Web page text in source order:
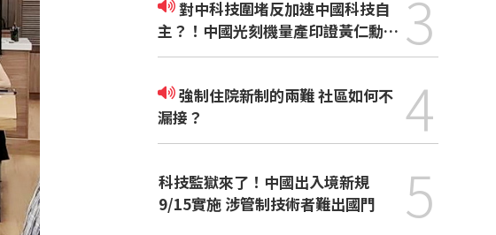
對中科技圍堵反加速中國科技自
主？！中國光刻機量產印證黃仁勳觀
點
3
強制住院新制的兩難 社區如何不
漏接？
4
科技監獄來了！中國出入境新規
9/15實施 涉管制技術者難出國門
5